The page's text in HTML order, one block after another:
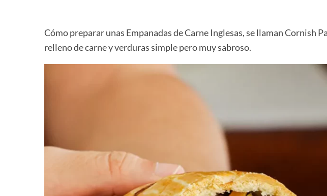
Cómo preparar unas Empanadas de Carne Inglesas, se llaman Cornish
relleno de carne y verduras simple pero muy sabroso.